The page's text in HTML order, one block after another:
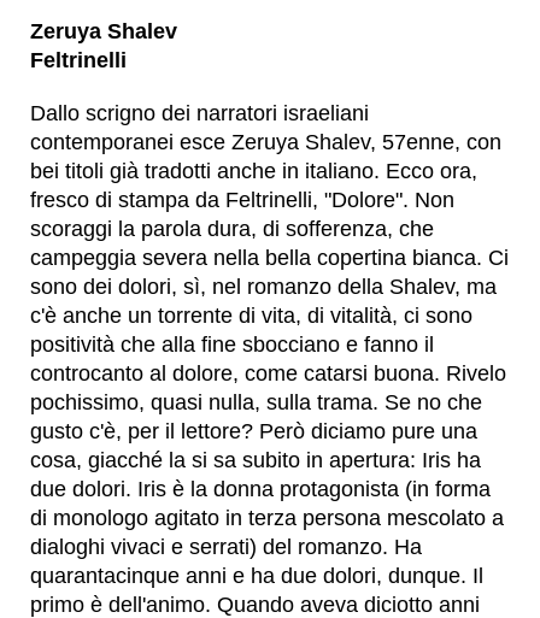
Zeruya Shalev
Feltrinelli
Dallo scrigno dei narratori israeliani
contemporanei esce Zeruya Shalev, 57enne, con
bei titoli già tradotti anche in italiano. Ecco ora,
fresco di stampa da Feltrinelli, "Dolore". Non
scoraggi la parola dura, di sofferenza, che
campeggia severa nella bella copertina bianca. Ci
sono dei dolori, sì, nel romanzo della Shalev, ma
c'è anche un torrente di vita, di vitalità, ci sono
positività che alla fine sbocciano e fanno il
controcanto al dolore, come catarsi buona. Rivelo
pochissimo, quasi nulla, sulla trama. Se no che
gusto c'è, per il lettore? Però diciamo pure una
cosa, giacché la si sa subito in apertura: Iris ha
due dolori. Iris è la donna protagonista (in forma
di monologo agitato in terza persona mescolato a
dialoghi vivaci e serrati) del romanzo. Ha
quarantacinque anni e ha due dolori, dunque. Il
primo è dell'animo. Quando aveva diciotto anni